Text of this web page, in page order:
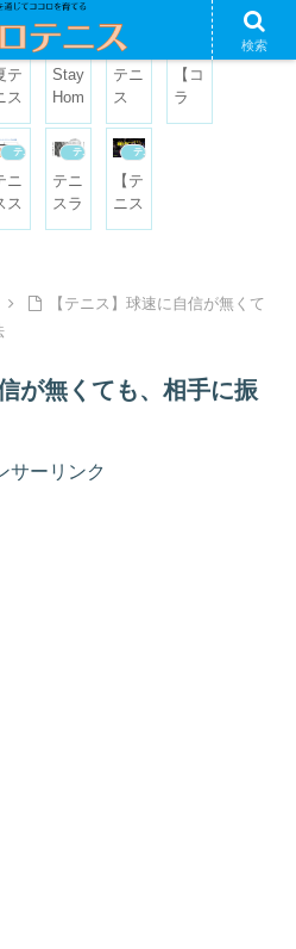
テニス
テ
ス
向
け
て、
か
熱
症
し
う
テニス
Stay
Hom
e
お尻
トレ
ーニ
ン
グ
維
の安
テニ
ス
あな
たが
ポー
チに
出れ
ない
ブル
コーチング
【コ
ラ
ム】
とい
テニスギア
ニ
ス
リ
基
」
に
い
テニスギア
テニ
スラ
ケッ
D
SPE
ーズ
202
ル紹
テニス
【テ
ニス
スク
いつ
にな
級で
き
【テニス】球速に自信が無くて
が無くても、相手に振
サーリンク
検索